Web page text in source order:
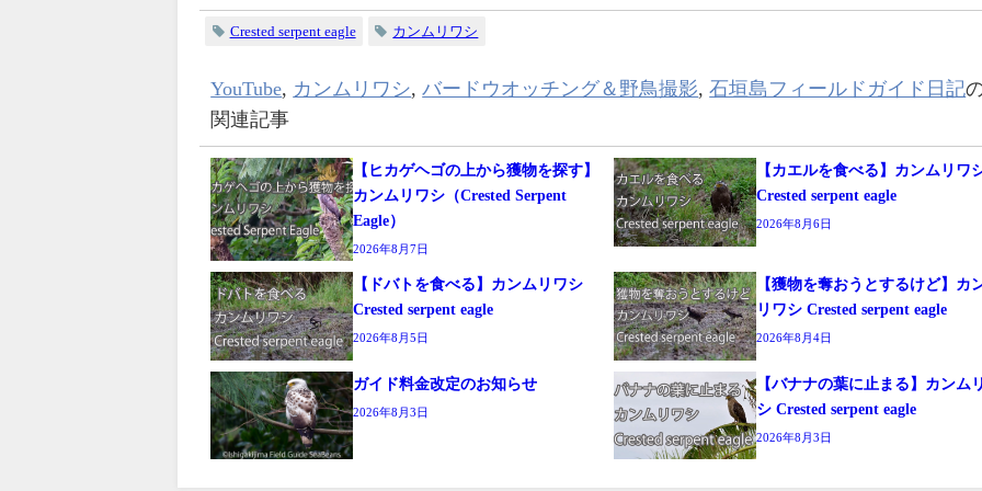
Crested serpent eagle カンムリワシ
YouTube, カンムリワシ,バードウオッチング＆野鳥撮影,石垣島フィールドガイド日記
関連記事
【ヒカゲヘゴの上から獲物を探す】
カンムリワシ（Crested Serpent
Eagle）
2026年8月7日
【カエルを食べる】カンムリワ
Crested serpent eagle
2026年8月6日
【ドバトを食べる】カンムリワシ
Crested serpent eagle
2026年8月5日
【獲物を奪おうとするけど】カ
リワシ Crested serpent eagle
2026年8月4日
ガイド料金改定のお知らせ
2026年8月3日
【バナナの葉に止まる】カンム
シ Crested serpent eagle
2026年8月3日